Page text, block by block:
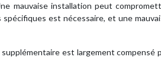
mauvaise installation peut
spécifiques est nécessaire, et une
est largement compensé